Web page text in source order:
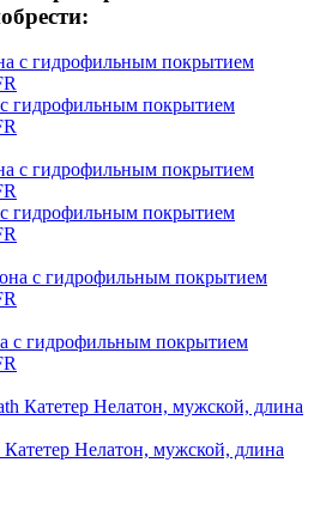
гидрофильным покрытием
гидрофильным покрытием
с гидрофильным покрытием
Нелатон, мужской, длина